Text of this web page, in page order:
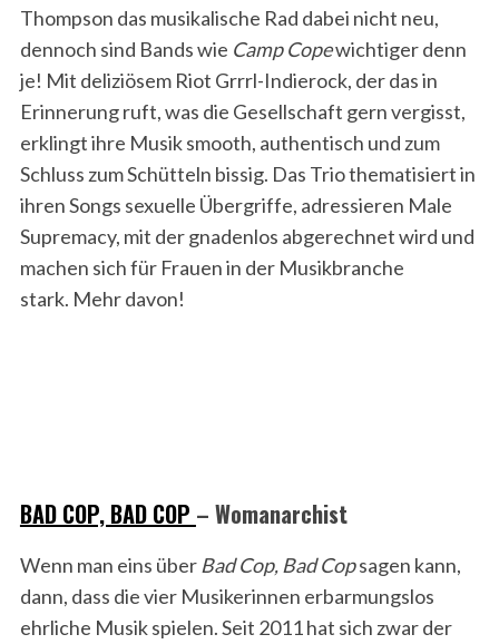
Thompson das musikalische Rad dabei nicht neu,
dennoch sind Bands wie Camp Copewichtiger denn
je! Mit deliziösem Riot Grrrl-Indierock, der das in
Erinnerung ruft, was die Gesellschaft gern vergisst,
erklingt ihre Musik smooth, authentisch und zum
Schluss zum Schütteln bissig. Das Trio thematisiert in
ihren Songs sexuelle Übergriffe, adressieren Male
Supremacy, mit der gnadenlos abgerechnet wird und
machen sich für Frauen in der Musikbranche
stark. Mehr davon!
BAD COP, BAD COP – Womanarchist
Wenn man eins über Bad Cop, Bad Copsagen kann,
dann, dass die vier Musikerinnen erbarmungslos
ehrliche Musik spielen. Seit 2011 hat sich zwar der